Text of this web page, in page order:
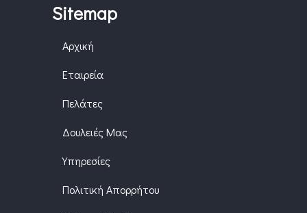
Sitemap
Αρχική
Εταιρεία
Πελάτες
Δουλειές Μας
Υπηρεσίες
Πολιτική Απορρήτου